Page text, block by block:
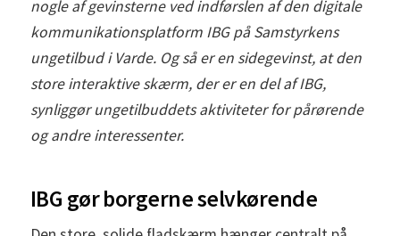
nogle af gevinsterne ved indførslen af den digitale
kommunikationsplatform IBG på Samstyrkens
ungetilbud i Varde. Og så er en sidegevinst, at den
store interaktive skærm, der er en del af IBG,
synliggør ungetilbuddets aktiviteter for pårørende
og andre interessenter.
IBG gør borgerne selvkørende